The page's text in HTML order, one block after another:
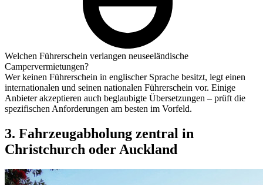
Welchen Führerschein verlangen neuseeländische
Campervermietungen?
Wer keinen Führerschein in englischer Sprache besitzt, legt einen
internationalen und seinen nationalen Führerschein vor. Einige
Anbieter akzeptieren auch beglaubigte Übersetzungen – prüft die
spezifischen Anforderungen am besten im Vorfeld.
3. Fahrzeugabholung zentral in
Christchurch oder Auckland